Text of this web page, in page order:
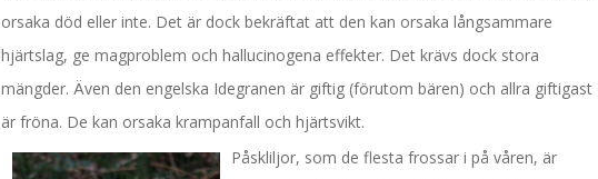
orsaka död eller inte. Det är dock bekräftat att den kan orsaka långsammare
hjärtslag, ge magproblem och hallucinogena effekter. Det krävs dock stora
mängder. Även den engelska Idegranen är giftig (förutom bären) och allra giftigast
är fröna. De kan orsaka krampanfall och hjärtsvikt.
Påskliljor, som de flesta frossar i på våren, är